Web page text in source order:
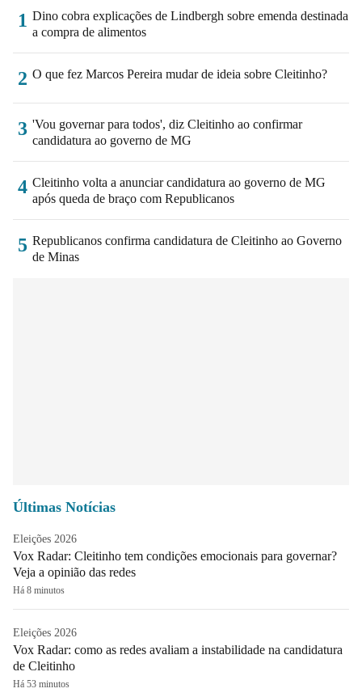
1 Dino cobra explicações de Lindbergh sobre emenda destinada
a compra de alimentos
2 O que fez Marcos Pereira mudar de ideia sobre Cleitinho?
3 'Vou governar para todos', diz Cleitinho ao confirmar
candidatura ao governo de MG
4 Cleitinho volta a anunciar candidatura ao governo de MG
após queda de braço com Republicanos
5 Republicanos confirma candidatura de Cleitinho ao Governo
de Minas
Últimas Notícias
Eleições 2026
Vox Radar: Cleitinho tem condições emocionais para governar?
Veja a opinião das redes
Há 8 minutos
Eleições 2026
Vox Radar: como as redes avaliam a instabilidade na candidatura
de Cleitinho
Há 53 minutos